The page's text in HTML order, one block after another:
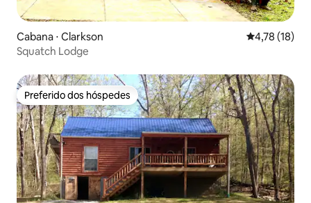
Cabana ⋅ Clarkson 4,78 de uma
4,78 (18)
Squatch Lodge
Preferido dos hóspedes
Preferido dos hóspedes